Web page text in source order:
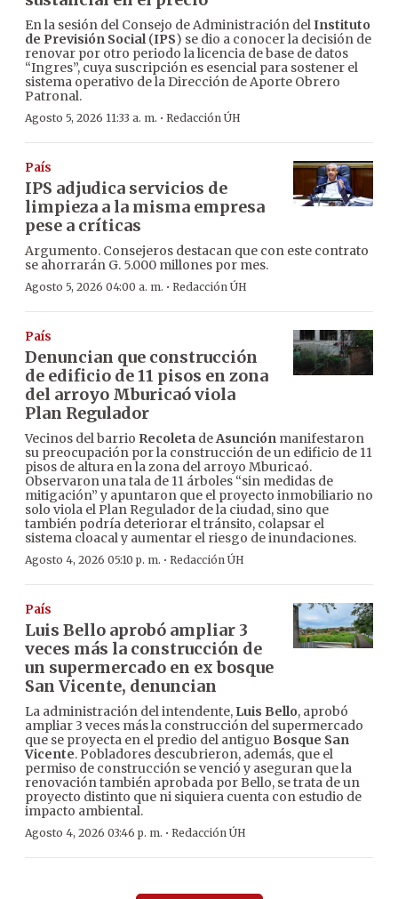
En la sesión del Consejo de Administración delInstituto
de Previsión Social(IPS) se dio a conocer la decisión de
renovar por otro periodo la licencia de base de datos
“Ingres”, cuya suscripción es esencial para sostener el
sistema operativo de la Dirección de Aporte Obrero
Patronal.
Agosto 5, 2026 11:33 a. m. · Redacción ÚH
País
IPS adjudica servicios de
limpieza a la misma empresa
pese a críticas
Argumento. Consejeros destacan que con este contrato
se ahorrarán G. 5.000 millones por mes.
Agosto 5, 2026 04:00 a. m. · Redacción ÚH
País
Denuncian que construcción
de edificio de 11 pisos en zona
del arroyo Mburicaó viola
Plan Regulador
Vecinos del barrio Recoleta deAsunción manifestaron
su preocupación por la construcción de un edificio de 11
pisos de altura en la zona del arroyo Mburicaó.
Observaron una tala de 11 árboles “sin medidas de
mitigación” y apuntaron que el proyecto inmobiliario no
solo viola el Plan Regulador de la ciudad, sino que
también podría deteriorar el tránsito, colapsar el
sistema cloacal y aumentar el riesgo de inundaciones.
Agosto 4, 2026 05:10 p. m. · Redacción ÚH
País
Luis Bello aprobó ampliar 3
veces más la construcción de
un supermercado en ex bosque
San Vicente, denuncian
La administración del intendente, Luis Bello, aprobó
ampliar 3 veces más la construcción del supermercado
que se proyecta en el predio del antiguo Bosque San
Vicente. Pobladores descubrieron, además, que el
permiso de construcción se venció y aseguran que la
renovación también aprobada por Bello, se trata de un
proyecto distinto que ni siquiera cuenta con estudio de
impacto ambiental.
Agosto 4, 2026 03:46 p. m. · Redacción ÚH